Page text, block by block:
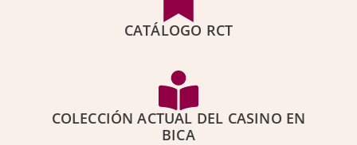
CATÁLOGO RCT
COLECCIÓN ACTUAL DEL CASINO EN
BICA